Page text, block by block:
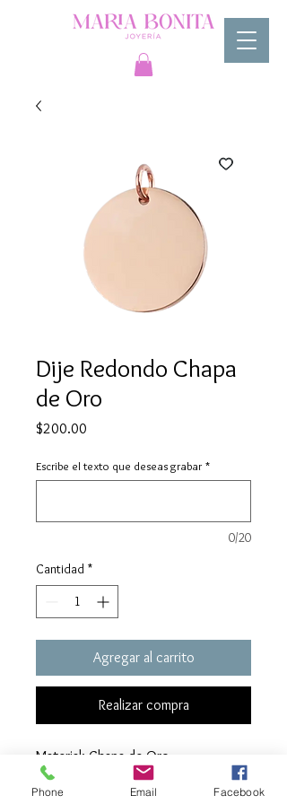
Dije Redondo Chapa
de Oro
$200.00
Escribe el texto que deseas grabar *
0/20
Cantidad *
Agregar al carrito
Realizar compra
Material: Chapa de Oro
Tamaño:
Phone Email Facebook